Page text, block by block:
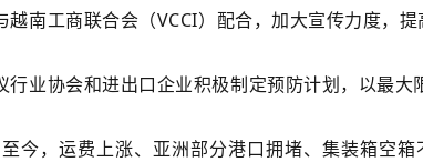
南工商联合会（VCCI）配合，加大宣传力度，
业协会和进出口企业积极制定预防计划，以最大
今，运费上涨、亚洲部分港口拥堵、集装箱空